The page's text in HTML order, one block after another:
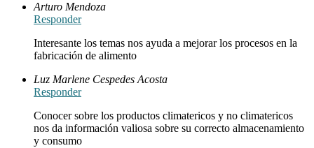
Arturo Mendoza
Responder
Interesante los temas nos ayuda a mejorar los procesos en la
fabricación de alimento
Luz Marlene Cespedes Acosta
Responder
Conocer sobre los productos climatericos y no climatericos
nos da información valiosa sobre su correcto almacenamiento
y consumo